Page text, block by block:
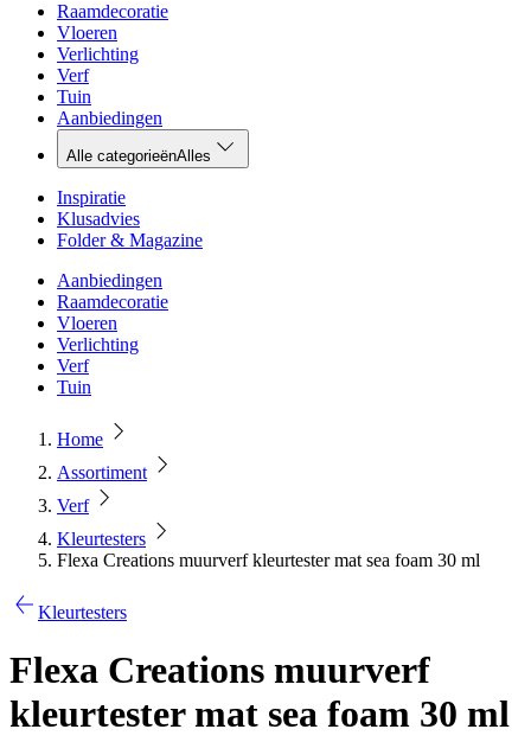
Raamdecoratie
Vloeren
Verlichting
Verf
Tuin
Aanbiedingen
Alle categorieënAlles
Inspiratie
Klusadvies
Folder & Magazine
Aanbiedingen
Raamdecoratie
Vloeren
Verlichting
Verf
Tuin
Home
Assortiment
Verf
Kleurtesters
Flexa Creations muurverf kleurtester mat sea foam 30 ml
Kleurtesters
Flexa Creations muurverf
kleurtester mat sea foam 30 ml